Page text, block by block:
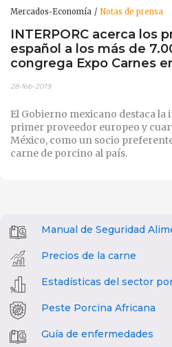
Mercados-Economía Notas de prensa
INTERPORC acerca los
español a los más de
congrega Expo Carnes
28-feb-2019
El Gobierno mexicano destaca la
primer proveedor europeo y
México, como un socio
carne de porcino al país.
Manual de Seguridad
Precios de la carne
Estadísticas del sector
Peste Porcina Africana
Guía de enfermedades